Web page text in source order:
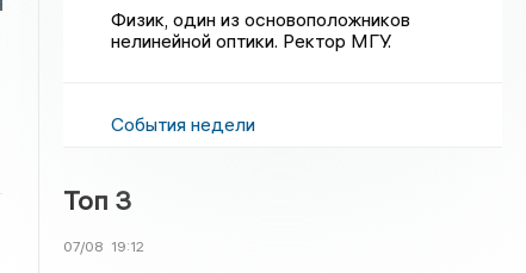
Физик, один из основоположников
нелинейной оптики. Ректор МГУ.
События недели
Топ 3
07/08 19:12